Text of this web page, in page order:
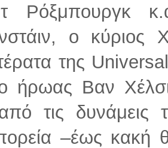
Ρόξμπουργκ
ο κύριος
της
ήρωας Βαν
τις δυνάμεις
–έως